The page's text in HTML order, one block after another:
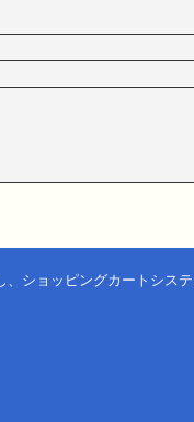
ショッピングカートシス